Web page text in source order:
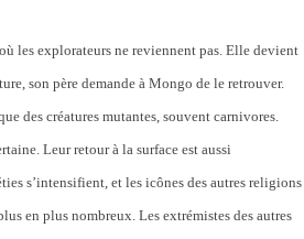
les explorateurs ne reviennent pas. Elle devient
son père demande à Mongo de le retrouver.
des créatures mutantes, souvent carnivores.
Leur retour à la surface est aussi
s’intensifient, et les icônes des autres religions
en plus nombreux. Les extrémistes des autres